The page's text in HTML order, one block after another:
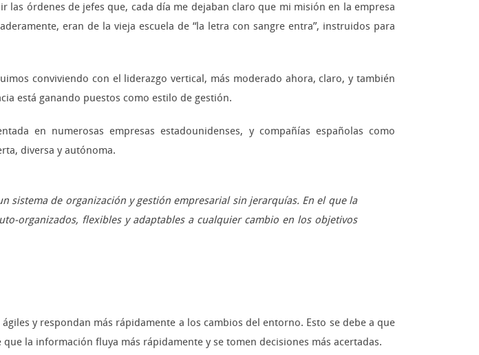
las órdenes de jefes que, cada día me dejaban claro que mi misión en la empresa
eran de la vieja escuela de “la letra con sangre entra”, instruidos para
conviviendo con el liderazgo vertical, más moderado ahora, claro, y también
está ganando puestos como estilo de gestión.
en numerosas empresas estadounidenses, y compañías españolas como
diversa y autónoma.
sistema de organización y gestión empresarial sin jerarquías. En el que la
organizados, flexibles y adaptables a cualquier cambio en los objetivos
y respondan más rápidamente a los cambios del entorno. Esto se debe a que
la información fluya más rápidamente y se tomen decisiones más acertadas.